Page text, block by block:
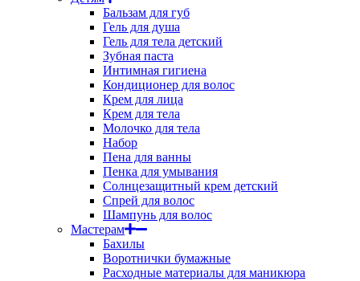
Бальзам для губ
Гель для душа
Гель для тела детский
Зубная паста
Интимная гигиена
Кондиционер для волос
Крем для лица
Крем для тела
Молочко для тела
Набор
Пена для ванны
Пенка для умывания
Солнцезащитный крем детский
Спрей для волос
Шампунь для волос
Мастерам
Бахилы
Воротнички бумажные
Расходные материалы для маникюра